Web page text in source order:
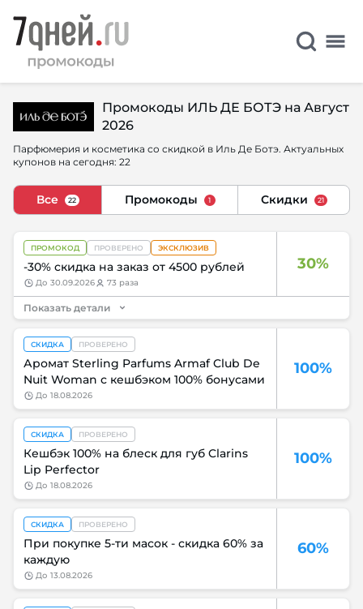
Промокоды ИЛЬ ДЕ БОТЭ на Август
2026
Парфюмерия и косметика со скидкой в Иль Де Ботэ. Актуальных
купонов на сегодня: 22
Все 22 Промокоды 1 Скидки 21
30%
ПРОМОКОД ПРОВЕРЕНО ЭКСКЛЮЗИВ
-30% скидка на заказ от 4500 рублей
до 30.09.2026 73 раза
Показать детали
100%
СКИДКА ПРОВЕРЕНО
Аромат Sterling Parfums Armaf Club De
Nuit Woman с кешбэком 100% бонусами
до 18.08.2026
100%
СКИДКА ПРОВЕРЕНО
Кешбэк 100% на блеск для губ Clarins
Lip Perfector
до 18.08.2026
60%
СКИДКА ПРОВЕРЕНО
При покупке 5-ти масок - скидка 60% за
каждую
до 13.08.2026